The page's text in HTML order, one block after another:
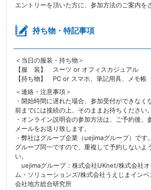
エントリーを頂いた方に、参加方法のご案内を
持ち物・特記事項
＜当日の服装・持ち物＞
【服 装】 スーツ or オフィスカジュアル
【持ち物】 PC or スマホ、筆記用具、メモ帳
＜連絡・注意事項＞
・開始時間に遅れた場合、参加受付ができなく
前までには接続の上、そのままお待ちください。
・オンライン説明会の参加方法は、ご予約後、
メールをお送り致します。
・弊社はグループ企業（uejimaグループ）です
グループ同一ですので、重複して予約しないよ
い。
uejimaグループ：株式会社UKnet/株式会社オ
ム・ソリューションズ/株式会社うえじまイン
会社地方総合研究所